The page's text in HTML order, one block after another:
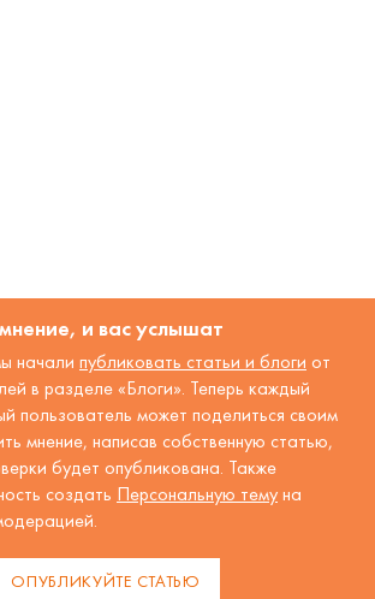
и вас услышат
начали публиковать статьи и блоги от
в разделе «Блоги». Теперь каждый
пользователь может поделиться своим
мнение, написав собственную статью,
будет опубликована. Также
создать Персональную тему на
ОПУБЛИКУЙТЕ СТАТЬЮ